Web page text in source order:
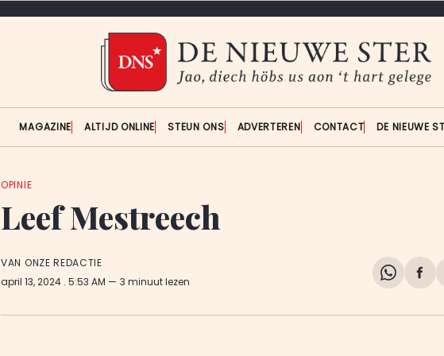
MAGAZINE ALTIJD ONLINE STEUN ONS ADVERTEREN CONTACT DE NIEUWE
OPINIE
Leef Mestreech
VAN ONZE REDACTIE
april 13, 2024 . 5:53 AM 3 minuut lezen
Share